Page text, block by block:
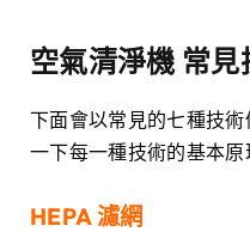
空氣清淨機 常
下面會以常見的七種技
一下每一種技術的基本原
HEPA 濾網